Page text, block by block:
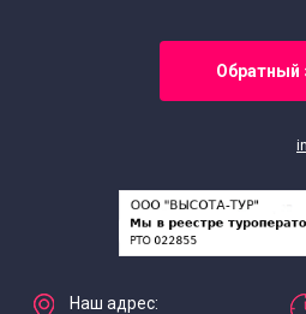
Экскурсии для
Экскурсии для
Экскурсии для
Экскурсии для
Обратный
Наш адрес: